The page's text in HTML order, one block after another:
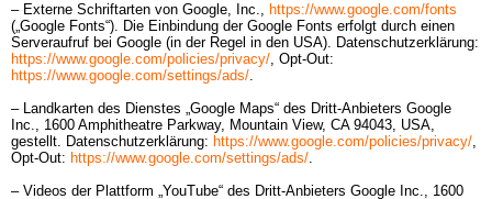
– Externe Schriftarten von Google, Inc., https://www.google.com/fonts
(„Google Fonts“). Die Einbindung der Google Fonts erfolgt durch einen
Serveraufruf bei Google (in der Regel in den USA). Datenschutzerklärung:
https://www.google.com/policies/privacy/, Opt-Out:
https://www.google.com/settings/ads/.
– Landkarten des Dienstes „Google Maps“ des Dritt-Anbieters Google
Inc., 1600 Amphitheatre Parkway, Mountain View, CA 94043, USA,
gestellt. Datenschutzerklärung: https://www.google.com/policies/privacy/,
Opt-Out: https://www.google.com/settings/ads/.
– Videos der Plattform „YouTube“ des Dritt-Anbieters Google Inc., 1600